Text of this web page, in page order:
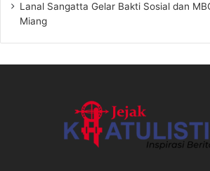
Lanal Sangatta Gelar Bakti Sosial dan
Miang